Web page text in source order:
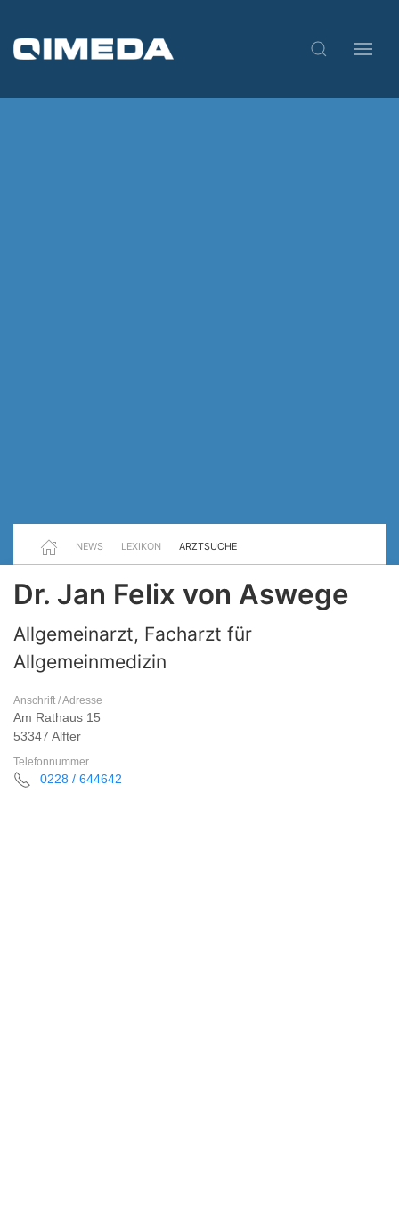
NEWS LEXIKON ARZTSUCHE
Dr. Jan Felix von Aswege
Allgemeinarzt, Facharzt für
Allgemeinmedizin
Anschrift / Adresse
Am Rathaus 15
53347 Alfter
Telefonnummer
0228 / 644642